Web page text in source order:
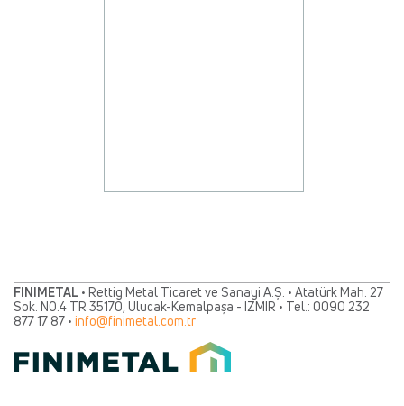
FINIMETAL • Rettig Metal Ticaret ve Sanayi A.Ș. • Atatürk Mah. 27
Sok. NO.4 TR 35170, Ulucak-Kemalpașa - IZMIR • Tel.: 0090 232
877 17 87 • info@finimetal.com.tr